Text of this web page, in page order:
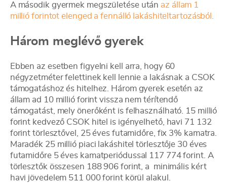
A második gyermek megszületése után az állam 1
millió forintot elenged a fennálló lakáshiteltartozásból.
Három meglévő gyerek
Ebben az esetben figyelni kell arra, hogy 60
négyzetméter felettinek kell lennie a lakásnak a CSOK
támogatáshoz és hitelhez. Három gyerek esetén az
állam ad 10 millió forint vissza nem térítendő
támogatást, mely önerőként is felhasználható. 15 millió
forint kedvező CSOK hitel is igényelhető, havi 71 132
forint törlesztővel, 25 éves futamidőre, fix 3% kamatra.
Maradék 25 millió piaci lakáshitel törlesztője 30 éves
futamidőre 5 éves kamatperiódussal 117 774 forint. A
törlesztők összesen 188 906 forint, a minimális kért
havi jövedelem 511 000 forint körül alakul.